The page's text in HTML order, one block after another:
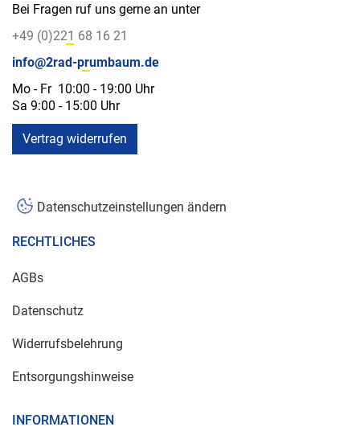
Bei Fragen ruf uns gerne an unter
+49 (0)221 68 16 21
info@2rad-prumbaum.de
Mo - Fr 10:00 - 19:00 Uhr
Sa 9:00 - 15:00 Uhr
Vertrag widerrufen
Datenschutzeinstellungen ändern
RECHTLICHES
AGBs
Datenschutz
Widerrufsbelehrung
Entsorgungshinweise
INFORMATIONEN